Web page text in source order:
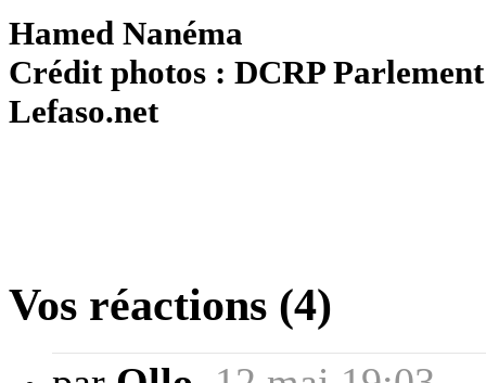
Hamed Nanéma
Crédit photos : DCRP
Lefaso.net
Vos réactions (4)